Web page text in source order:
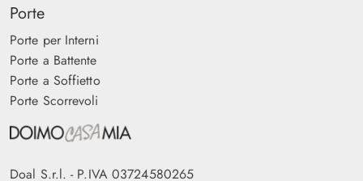
Porte
Porte per Interni
Porte a Battente
Porte a Soffietto
Porte Scorrevoli
Doal S.r.l. - P.IVA 03724580265